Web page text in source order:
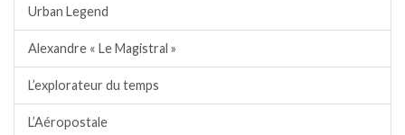
Urban Legend
Alexandre « Le Magistral »
L’explorateur du temps
L’Aéropostale